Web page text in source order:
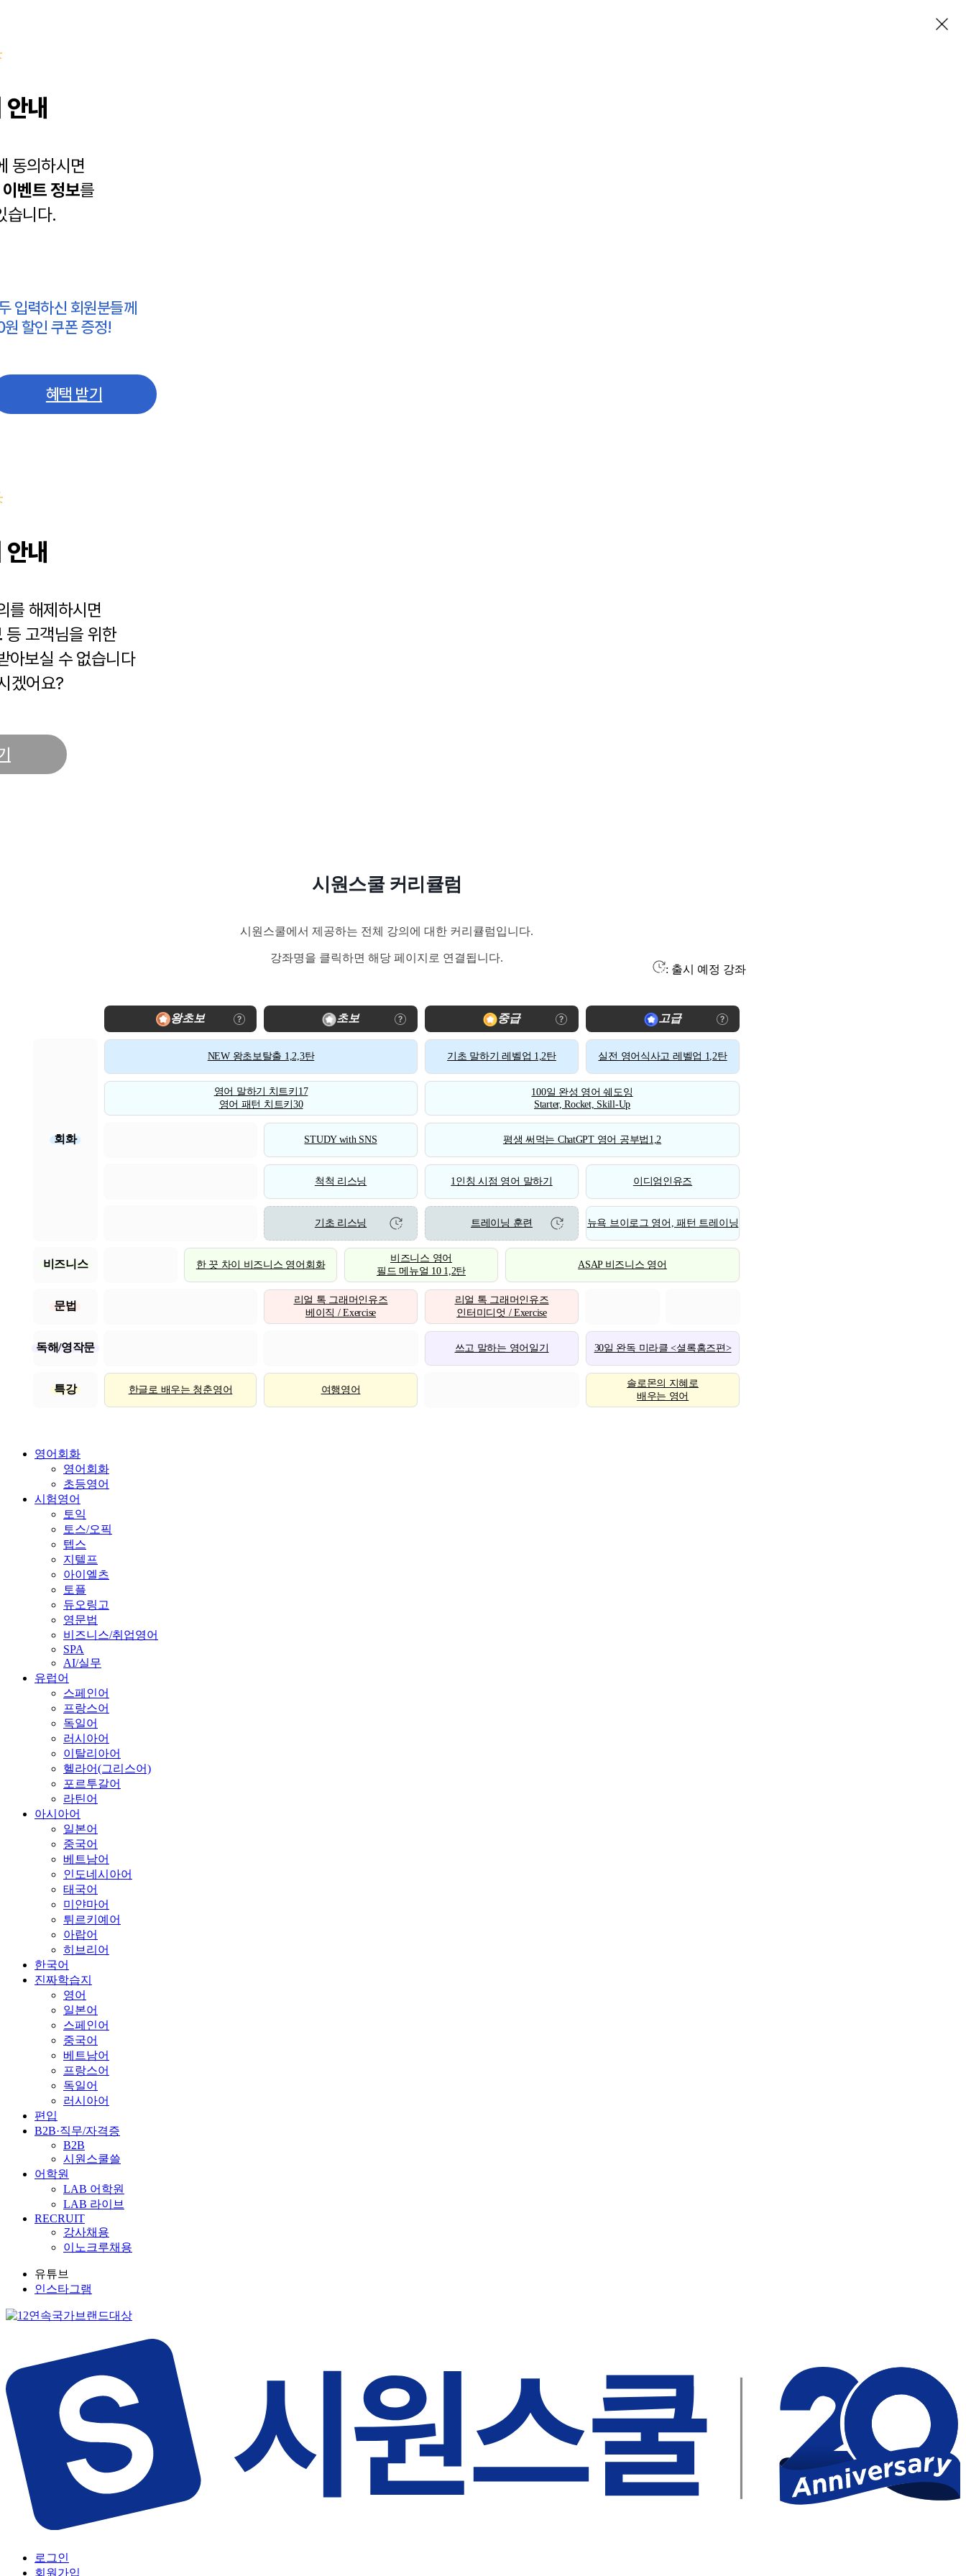
내
동의하시면
이벤트 정보를
습니다.
입력하신 회원분들께
할인 쿠폰 증정!
혜택 받기
내
를 해제하시면
등 고객님을 위한
아보실 수 없습니다
겠어요?
시원스쿨 커리큘럼
시원스쿨에서 제공하는 전체 강의에 대한 커리큘럼입니다.
강좌명을 클릭하면 해당 페이지로 연결됩니다.
: 출시 예정 강좌
왕초보 초보 중급 고급
회화
NEW 왕초보탈출 1,2,3탄 기초 말하기 레벨업 1,2탄 실전 영어식사고 레벨업 1,2탄
영어 말하기 치트키17
영어 패턴 치트키30
100일 완성 영어 쉐도잉
Starter, Rocket, Skill-Up
STUDY with SNS 평생 써먹는 ChatGPT 영어 공부법1,2
척척 리스닝 1인칭 시점 영어 말하기 이디엄인유즈
기초 리스닝 트레이닝 훈련 뉴욕 브이로그 영어, 패턴 트레이닝
비즈니스 한 끗 차이 비즈니스 영어회화
비즈니스 영어
필드 메뉴얼 10 1,2탄
ASAP 비즈니스 영어
문법
리얼 톡 그래머인유즈
베이직 / Exercise
리얼 톡 그래머인유즈
인터미디엇 / Exercise
독해/영작문 쓰고 말하는 영어일기 30일 완독 미라클 <셜록홈즈편>
특강 한글로 배우는 청춘영어 여행영어
솔로몬의 지혜로
배우는 영어
영어회화
영어회화
초등영어
시험영어
토익
토스/오픽
텝스
지텔프
아이엘츠
토플
듀오링고
영문법
비즈니스/취업영어
SPA
AI/실무
유럽어
스페인어
프랑스어
독일어
러시아어
이탈리아어
헬라어(그리스어)
포르투갈어
라틴어
아시아어
일본어
중국어
베트남어
인도네시아어
태국어
미얀마어
튀르키예어
아랍어
히브리어
한국어
진짜학습지
영어
일본어
스페인어
중국어
베트남어
프랑스어
독일어
러시아어
편입
B2B·직무/자격증
B2B
시원스쿨쓸
어학원
LAB 어학원
LAB 라이브
RECRUIT
강사채용
이노크루채용
유튜브
인스타그램
로그인
회원가입